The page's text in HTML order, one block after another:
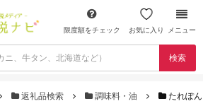
限度額をチェック お気に入り メニュー
検索
返礼品検索 調味料・油 たれぽ